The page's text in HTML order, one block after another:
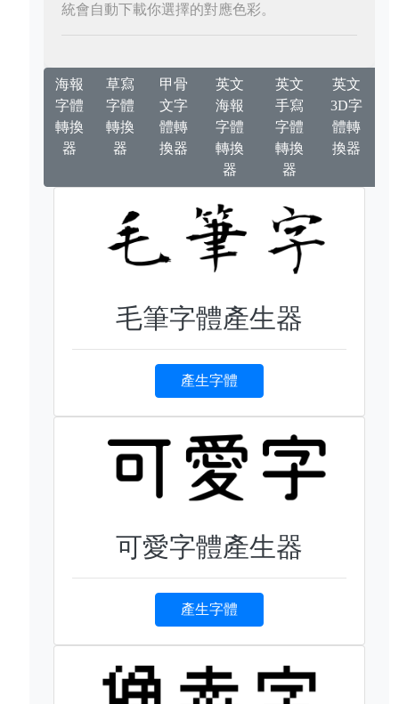
統會自動下載你選擇的對應色彩。
海報
字體
轉換
器
草寫
字體
轉換
器
甲骨
文字
體轉
換器
英文
海報
字體
轉換
器
英文
手寫
字體
轉換
器
英文
3D字
體轉
換器
毛筆字體產生器
產生字體
可愛字體產生器
產生字體